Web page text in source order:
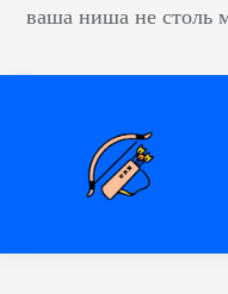
ваша ниша не столь